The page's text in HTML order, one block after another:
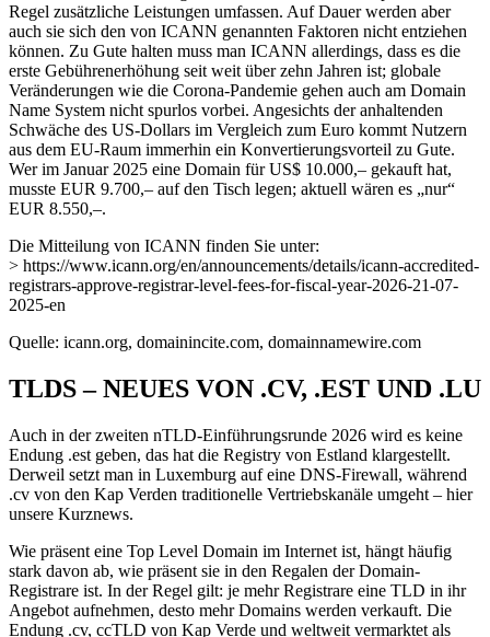
Regel zusätzliche Leistungen umfassen. Auf Dauer werden aber
auch sie sich den von ICANN genannten Faktoren nicht entziehen
können. Zu Gute halten muss man ICANN allerdings, dass es die
erste Gebührenerhöhung seit weit über zehn Jahren ist; globale
Veränderungen wie die Corona-Pandemie gehen auch am Domain
Name System nicht spurlos vorbei. Angesichts der anhaltenden
Schwäche des US-Dollars im Vergleich zum Euro kommt Nutzern
aus dem EU-Raum immerhin ein Konvertierungsvorteil zu Gute.
Wer im Januar 2025 eine Domain für US$ 10.000,– gekauft hat,
musste EUR 9.700,– auf den Tisch legen; aktuell wären es „nur“
EUR 8.550,–.
Die Mitteilung von ICANN finden Sie unter:
> https://www.icann.org/en/announcements/details/icann-accredited-
registrars-approve-registrar-level-fees-for-fiscal-year-2026-21-07-
2025-en
Quelle: icann.org, domainincite.com, domainnamewire.com
TLDS – NEUES VON .CV, .EST UND .LU
Auch in der zweiten nTLD-Einführungsrunde 2026 wird es keine
Endung .est geben, das hat die Registry von Estland klargestellt.
Derweil setzt man in Luxemburg auf eine DNS-Firewall, während
.cv von den Kap Verden traditionelle Vertriebskanäle umgeht – hier
unsere Kurznews.
Wie präsent eine Top Level Domain im Internet ist, hängt häufig
stark davon ab, wie präsent sie in den Regalen der Domain-
Registrare ist. In der Regel gilt: je mehr Registrare eine TLD in ihr
Angebot aufnehmen, desto mehr Domains werden verkauft. Die
Endung .cv, ccTLD von Kap Verde und weltweit vermarktet als